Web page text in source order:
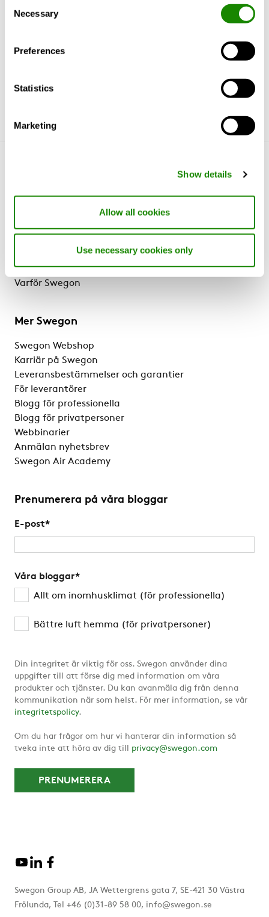
Selection
Necessary
Preferences
Statistics
Marketing
Show details
Allow all cookies
Use necessary cookies only
Läs mer
Swegon Mollier Diagram
Om oss
Lösningar & tjänster
Produkter
Support & Software
Hållbarhet
Varför Swegon
Mer Swegon
Swegon Webshop
Karriär på Swegon
Leveransbestämmelser och garantier
För leverantörer
Blogg för professionella
Blogg för privatpersoner
Webbinarier
Anmälan nyhetsbrev
Swegon Air Academy
Prenumerera på våra bloggar
E-post*
Våra bloggar*
Allt om inomhusklimat (för professionella)
Bättre luft hemma (för privatpersoner)
Din integritet är viktig för oss. Swegon använder dina
uppgifter till att förse dig med information om våra
produkter och tjänster. Du kan avanmäla dig från denna
kommunikation när som helst. För mer information, se vår
integritetspolicy.
Om du har frågor om hur vi hanterar din information så
tveka inte att höra av dig till privacy@swegon.com
Swegon Group AB, JA Wettergrens gata 7, SE-421 30 Västra
Frölunda, Tel +46 (0)31-89 58 00, info@swegon.se